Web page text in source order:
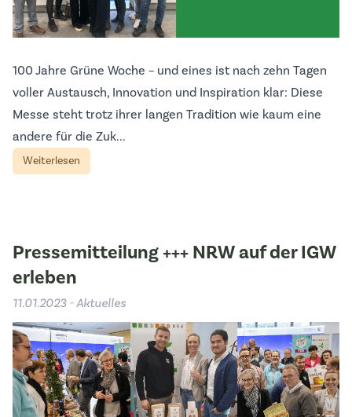
100 Jahre Grüne Woche – und eines ist nach zehn Tagen
voller Austausch, Innovation und Inspiration klar: Diese
Messe steht trotz ihrer langen Tradition wie kaum eine
andere für die Zuk...
Weiterlesen
Pressemitteilung +++ NRW auf der IGW
erleben
11.01.2023 - Aktuelles